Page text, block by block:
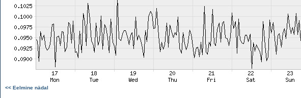
<< Eelmine nädal